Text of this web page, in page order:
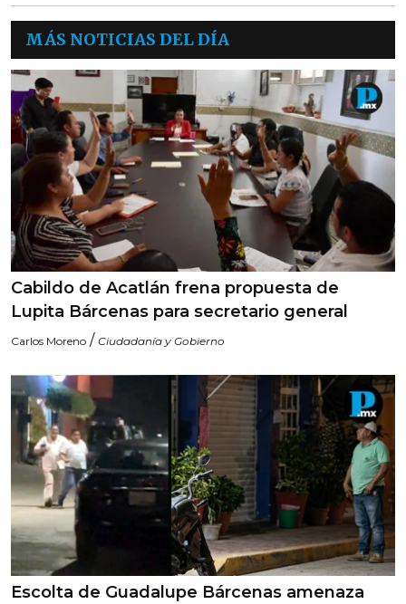
MÁS NOTICIAS DEL DÍA
Cabildo de Acatlán frena propuesta de
Lupita Bárcenas para secretario general
Carlos Moreno / Ciudadanía y Gobierno
Escolta de Guadalupe Bárcenas amenaza